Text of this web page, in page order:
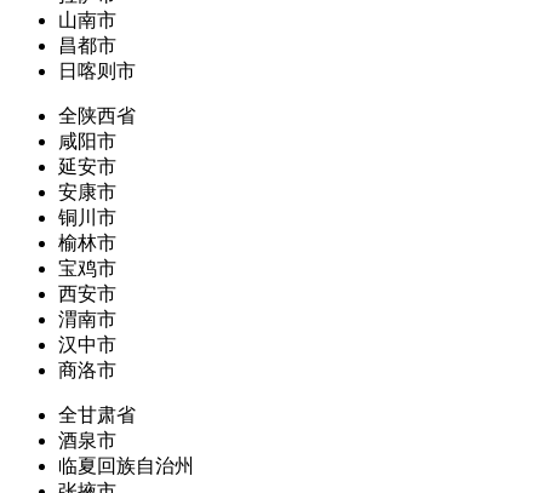
山南市
昌都市
日喀则市
全陕西省
咸阳市
延安市
安康市
铜川市
榆林市
宝鸡市
西安市
渭南市
汉中市
商洛市
全甘肃省
酒泉市
临夏回族自治州